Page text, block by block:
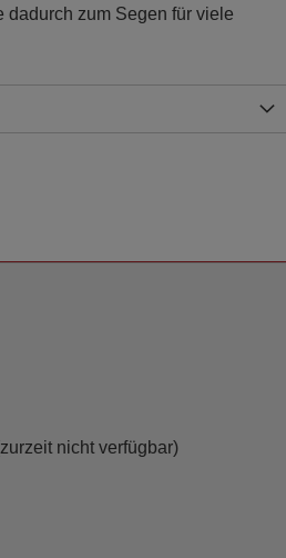
dadurch zum Segen für viele
nicht verfügbar)